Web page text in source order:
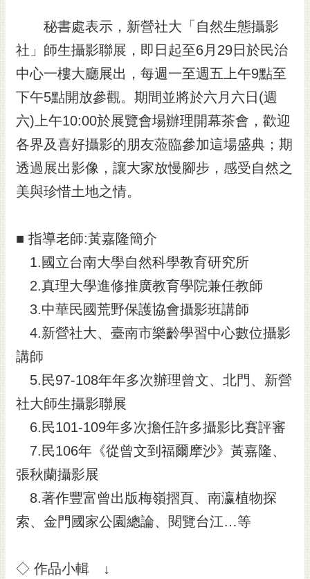
秘書處表示，新營社大「自然生態攝影
社」師生攝影聯展，即日起至6月29日於民治
中心一樓大廳展出，每週一至週五上午9點至
下午5點開放參觀。期間並將於六月六日(週
六)上午10:00於展覽會場辦理開幕茶會，歡迎
各界及喜好攝影的朋友蒞臨參加這場盛典；期
透過展出影像，讓大家放慢腳步，感受自然之
美與珍惜土地之情。
■ 指導老師:黃嘉隆簡介
1.國立台南大學自然科學教育研究所
2.真理大學進修推廣教育學院兼任教師
3.中華民國荒野保護協會攝影班講師
4.新營社大、臺南市樂齡學習中心數位攝影
講師
5.民97-108年年多次辦理曾文、北門、新營
社大師生攝影聯展
6.民101-109年多次擔任許多攝影比賽評審
7.民106年《從曾文到福爾摩沙》黃嘉隆、
張秋蘭攝影展
8.著作豐富曾出版梅嶺摺頁、南瀛植物探
索、金門國家公園總論、閱覽台江…等
◇ 作品小輯 ↓